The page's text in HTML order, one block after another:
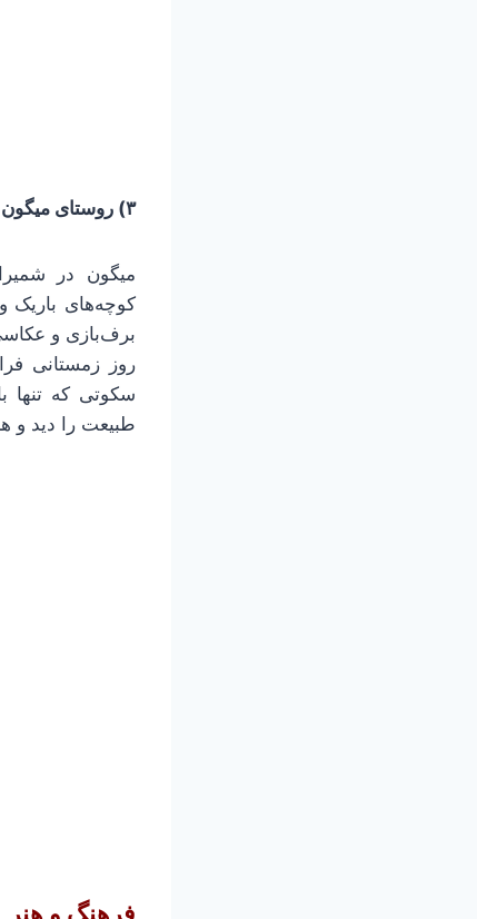
۳) روستای میگون
میگون در
کوچه‌های باریک
برف‌بازی و
روز زمستانی
سکوتی که
طبیعت را دید و